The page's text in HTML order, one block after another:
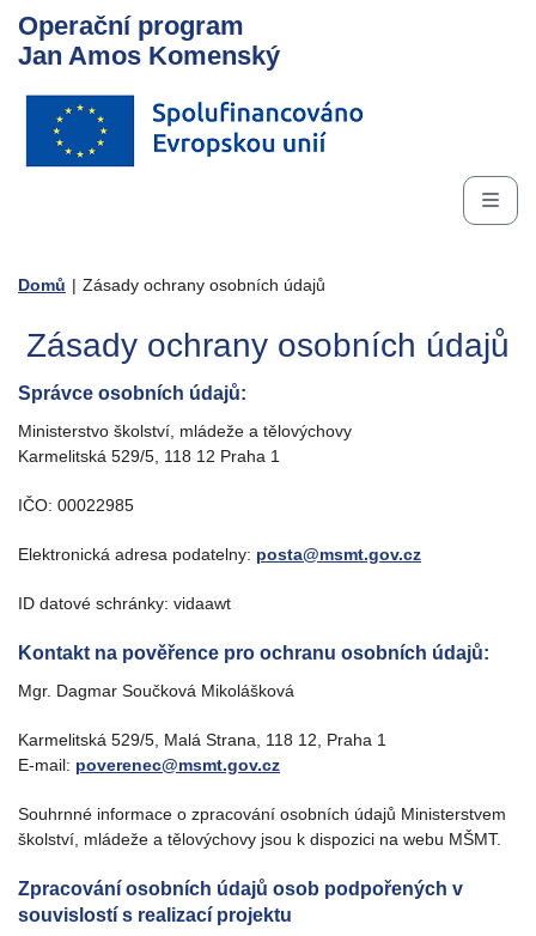
Operační program
Jan Amos Komenský
Domů | Zásady ochrany osobních údajů
Zásady ochrany osobních údajů
Správce osobních údajů:
Ministerstvo školství, mládeže a tělovýchovy
Karmelitská 529/5, 118 12 Praha 1
IČO: 00022985
Elektronická adresa podatelny: posta@msmt.gov.cz
ID datové schránky: vidaawt
Kontakt na pověřence pro ochranu osobních údajů:
Mgr. Dagmar Součková Mikolášková
Karmelitská 529/5, Malá Strana, 118 12, Praha 1
E-mail: poverenec@msmt.gov.cz
Souhrnné informace o zpracování osobních údajů Ministerstvem
školství, mládeže a tělovýchovy jsou k dispozici na webu MŠMT.
Zpracování osobních údajů osob podpořených v
souvislostí s realizací projektu